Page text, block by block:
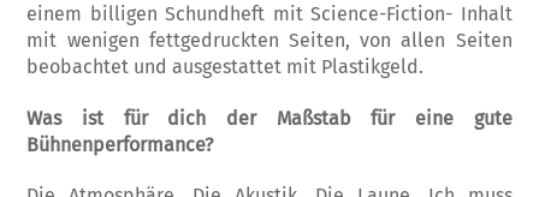
einem billigen Schundheft mit Science-Fiction- Inhalt
mit wenigen fettgedruckten Seiten, von allen Seiten
beobachtet und ausgestattet mit Plastikgeld.
Was ist für dich der Maßstab für eine gute
Bühnenperformance?